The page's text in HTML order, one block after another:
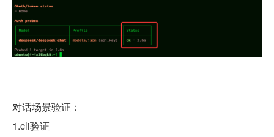
对话场景验证：
1.cli验证